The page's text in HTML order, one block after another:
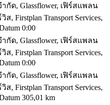
กัด, Glassflower, เฟิร์สแพลน
, Firstplan Transport Services,
0:00
กัด, Glassflower, เฟิร์สแพลน
, Firstplan Transport Services,
0:00
กัด, Glassflower, เฟิร์สแพลน
, Firstplan Transport Services,
305,01 km